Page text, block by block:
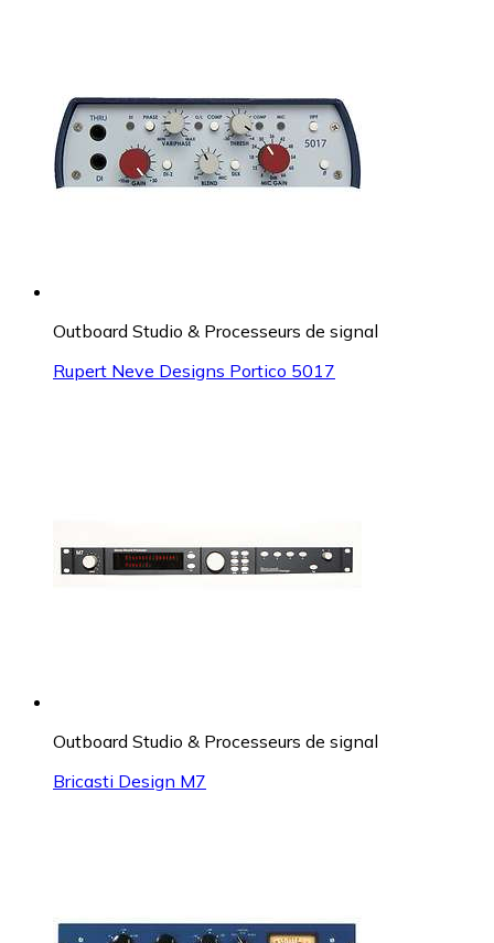
Outboard Studio & Processeurs de signal
Rupert Neve Designs Portico 5017
Outboard Studio & Processeurs de signal
Bricasti Design M7